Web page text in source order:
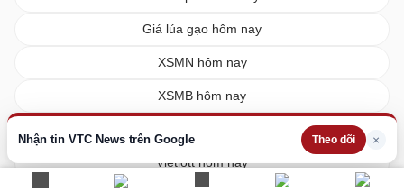
Nhận tin VTC News trên Google Theo dõi ×
Giá lúa gạo hôm nay
XSMN hôm nay
XSMB hôm nay
Vietlott hôm nay